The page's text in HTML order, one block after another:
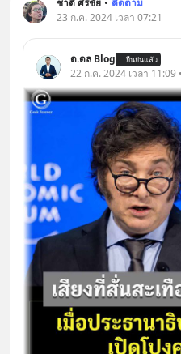
ชาติ ศรีชัย • ติดตาม
23 ก.ค. 2024 เวลา 07:21
ด.ดล Blog ยืนยันแล้ว
22 ก.ค. 2024 เวลา 11:09